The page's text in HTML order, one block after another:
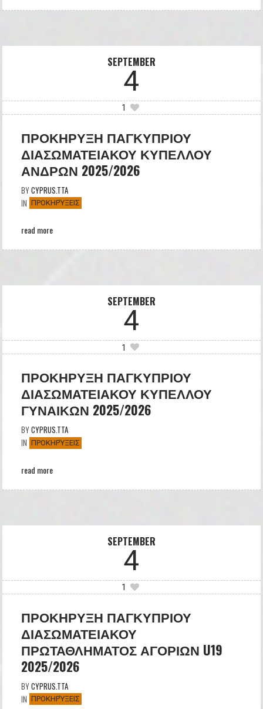
SEPTEMBER
4
1
ΠΡΟΚΗΡΥΞΗ ΠΑΓΚΥΠΡΙΟΥ
ΔΙΑΣΩΜΑΤΕΙΑΚΟΥ ΚΥΠΕΛΛΟΥ
ΑΝΔΡΩΝ 2025/2026
BYCYPRUS.TTA
IN ΠΡΟΚΗΡΎΞΕΙΣ
read more
SEPTEMBER
4
1
ΠΡΟΚΗΡΥΞΗ ΠΑΓΚΥΠΡΙΟΥ
ΔΙΑΣΩΜΑΤΕΙΑΚΟΥ ΚΥΠΕΛΛΟΥ
ΓΥΝΑΙΚΩΝ 2025/2026
BYCYPRUS.TTA
IN ΠΡΟΚΗΡΎΞΕΙΣ
read more
SEPTEMBER
4
1
ΠΡΟΚΗΡΥΞΗ ΠΑΓΚΥΠΡΙΟΥ
ΔΙΑΣΩΜΑΤΕΙΑΚΟΥ
ΠΡΩΤΑΘΛΗΜΑΤΟΣ ΑΓΟΡΙΩΝ U19
2025/2026
BYCYPRUS.TTA
IN ΠΡΟΚΗΡΎΞΕΙΣ